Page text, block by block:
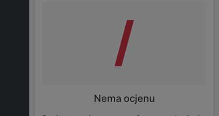
/
Nema ocjenu